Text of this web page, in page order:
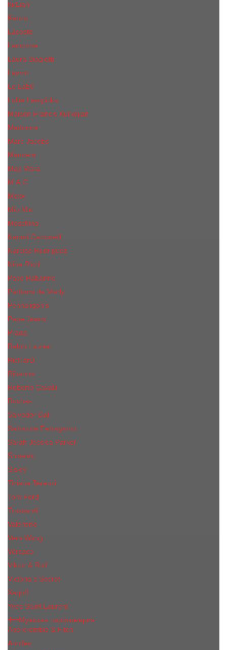
КиLian
Kenzo
Lacoste
Lancome
Laura Biagiotti
Lanvin
Lе Lab0
Lolita Lempicka
Maison Francis Kurkdjian
Madonna
Marc Jacobs
Mancera
Max Mara
M.А.C.
Mexx
Miu Miu
Mоsсhino
Naomi Campbell
Narciso Rodriguez
Nina Ricci
Paco Rabanne
Parfums de Marly
Penhaligon's
Pepe Jeans
Prada
Ralph Lauren
RicHarD
Rihanna
Roberto Cavalli
Rochas
Salvador Dali
Salvatore Ferragamo
Sarah Jessica Parker
Shiseido
Sisley
Tiziana Terenzi
Tom Ford
Trussardi
Valentino
Vera Wang
Versace
Viktor & Rolf
Victoria s Secret
Xerjoff
Yves Saint Laurent
Мужская парфюмерия
Abercrombie & Fitch
Annifen